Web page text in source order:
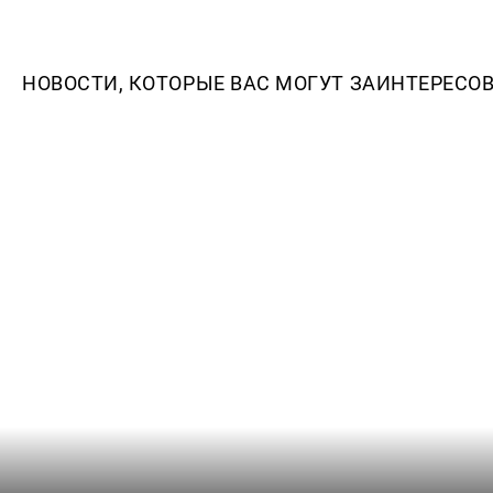
НОВОСТИ, КОТОРЫЕ ВАС МОГУТ